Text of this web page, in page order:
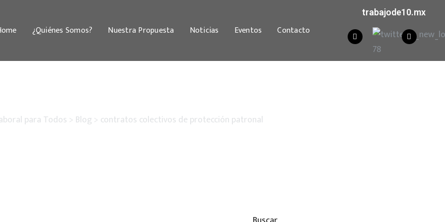
¿Quiénes Somos? Nuestra Propuesta Noticias Eventos Contacto
trabajode10.mx
para Todos> Blog > contratos colectivos de protección patronal